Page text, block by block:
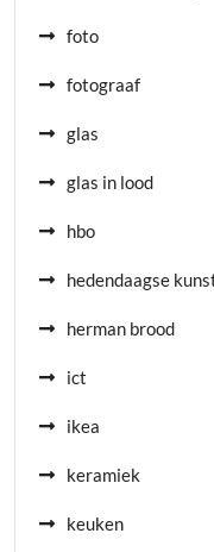
foto
fotograaf
glas
glas in lood
hbo
hedendaagse
herman brood
ict
ikea
keramiek
keuken